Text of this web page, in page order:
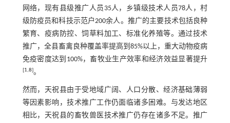
网络，现有县级推广人员35人，乡镇级技术人员78人，村
级防疫员和科技示范户200余人。推广的主要技术包括良种
繁育、疫病防控、饲草料加工、标准化养殖等。通过技术
推广，全县畜禽良种覆盖率提高到85%以上，重大动物疫病
免疫密度达到100%，畜牧业生产效率和经济效益显著提升
[1,8]。
然而，天祝县由于受地域广阔、人口分散、经济基础薄弱
等因素影响，技术推广工作仍面临诸多困难。与发达地区
相比，天祝县的畜牧兽医技术推广仍存在诸多不足。推广